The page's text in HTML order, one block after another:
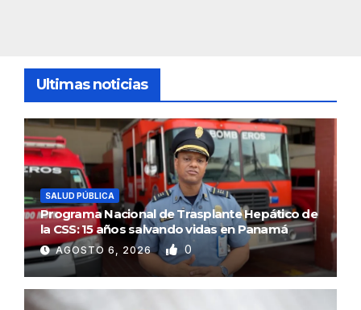
Ultimas noticias
SALUD PÚBLICA
Programa Nacional de Trasplante Hepático de
la CSS: 15 años salvando vidas en Panamá
AGOSTO 6, 2026 0